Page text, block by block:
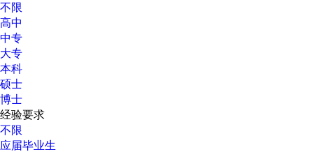
不限
高中
中专
大专
本科
硕士
博士
经验要求
不限
应届毕业生